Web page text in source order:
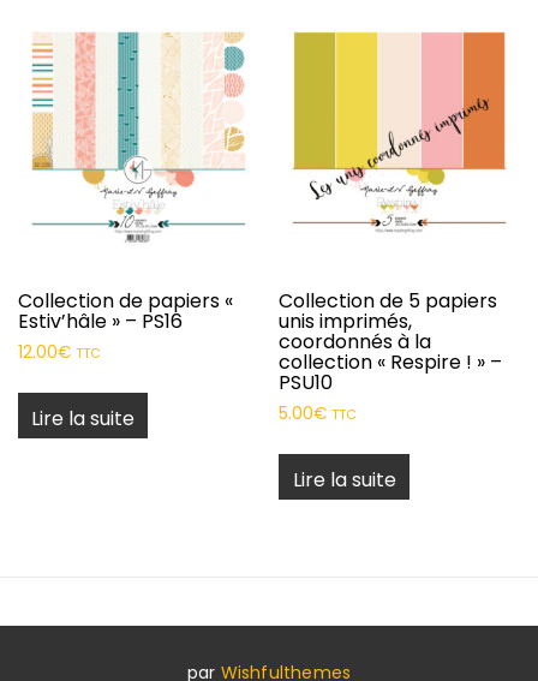
Collection de papiers «
Estiv’hâle » – PS16
12.00€ TTC
Lire la suite
Collection de 5 papiers
unis imprimés,
coordonnés à la
collection « Respire ! » –
PSU10
5.00€ TTC
Lire la suite
par Wishfulthemes